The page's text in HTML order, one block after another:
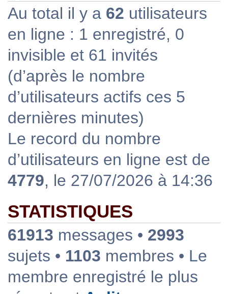
Au total il y a 62 utilisateurs
en ligne : 1 enregistré, 0
invisible et 61 invités
(d’après le nombre
d’utilisateurs actifs ces 5
dernières minutes)
Le record du nombre
d’utilisateurs en ligne est de
4779, le 27/07/2026 à 14:36
STATISTIQUES
61913 messages • 2993
sujets • 1103 membres • Le
membre enregistré le plus